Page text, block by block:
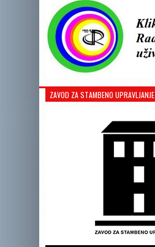
ZAVOD ZA STAMBENO UPRAVLJANJE